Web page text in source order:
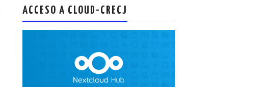
flecha
ACCESO A CLOUD-CRECJ